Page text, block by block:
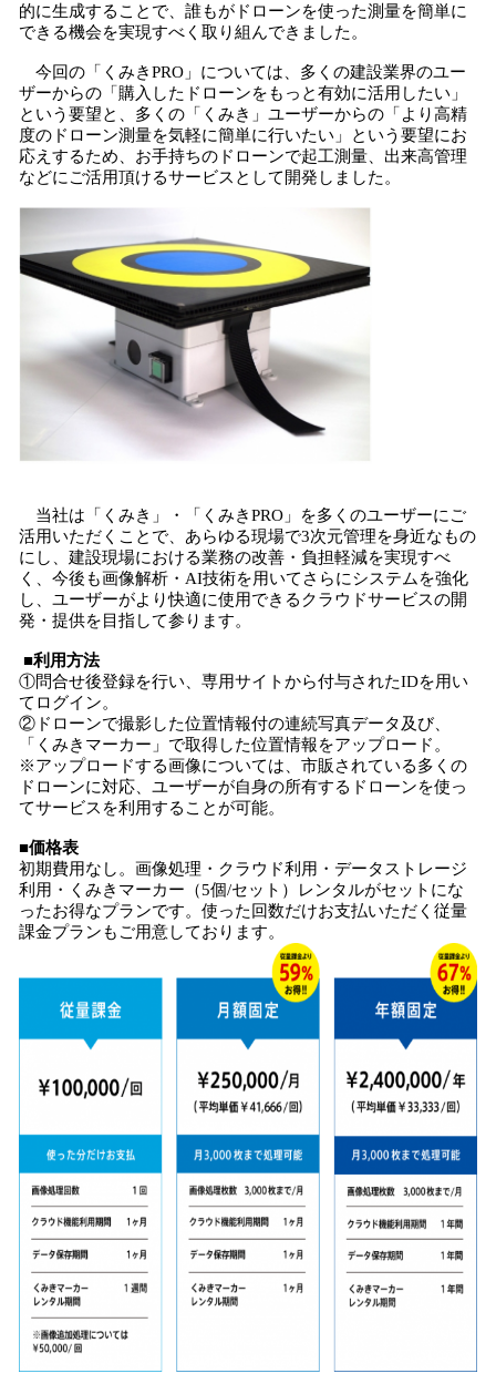
的に生成することで、誰もがドローンを使った測量を簡単に
できる機会を実現すべく取り組んできました。
今回の「くみきPRO」については、多くの建設業界のユー
ザーからの「購入したドローンをもっと有効に活用したい」
という要望と、多くの「くみき」ユーザーからの「より高精
度のドローン測量を気軽に簡単に行いたい」という要望にお
応えするため、お手持ちのドローンで起工測量、出来高管理
などにご活用頂けるサービスとして開発しました。
当社は「くみき」・「くみきPRO」を多くのユーザーにご
活用いただくことで、あらゆる現場で3次元管理を身近なもの
にし、建設現場における業務の改善・負担軽減を実現すべ
く、今後も画像解析・AI技術を用いてさらにシステムを強化
し、ユーザーがより快適に使用できるクラウドサービスの開
発・提供を目指して参ります。
■利用方法
①問合せ後登録を行い、専用サイトから付与されたIDを用い
てログイン。
②ドローンで撮影した位置情報付の連続写真データ及び、
「くみきマーカー」で取得した位置情報をアップロード。
※アップロードする画像については、市販されている多くの
ドローンに対応、ユーザーが自身の所有するドローンを使っ
てサービスを利用することが可能。
■価格表
初期費用なし。画像処理・クラウド利用・データストレージ
利用・くみきマーカー（5個/セット）レンタルがセットにな
ったお得なプランです。使った回数だけお支払いただく従量
課金プランもご用意しております。